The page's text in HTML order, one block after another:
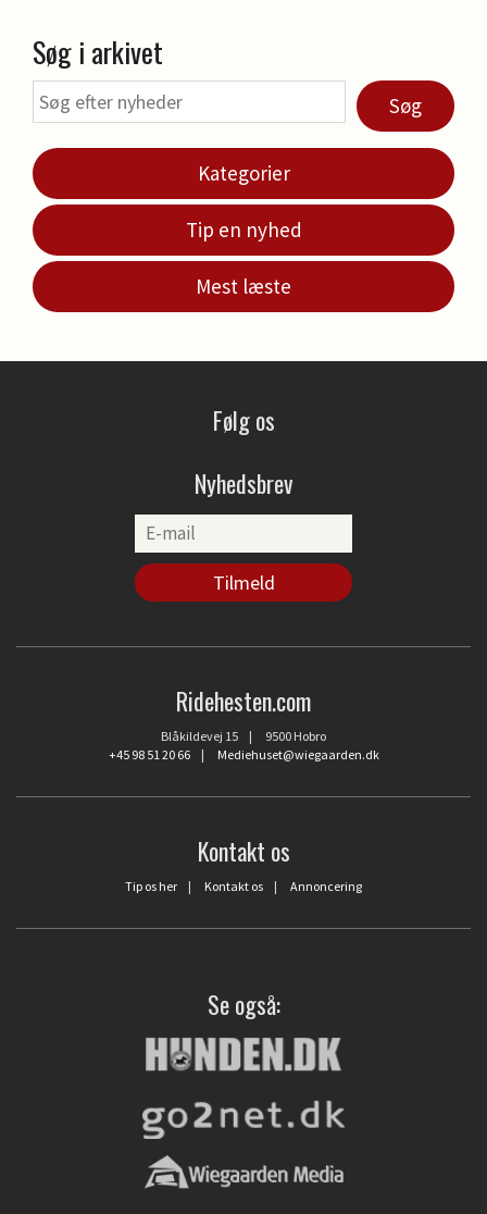
Søg i arkivet
Søg
Kategorier
Tip en nyhed
Mest læste
Følg os
Nyhedsbrev
Ridehesten.com
Blåkildevej 15 | 9500 Hobro
+45 98 51 20 66| Mediehuset@wiegaarden.dk
Kontakt os
Tip os her | Kontakt os | Annoncering
Se også: